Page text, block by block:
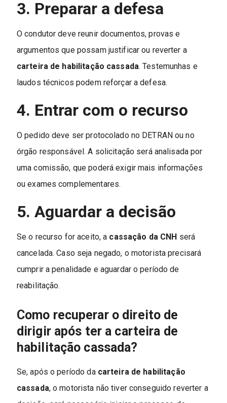
3. Preparar a defesa
O condutor deve reunir documentos, provas e
argumentos que possam justificar ou reverter a
carteira de habilitação cassada. Testemunhas e
laudos técnicos podem reforçar a defesa.
4. Entrar com o recurso
O pedido deve ser protocolado no DETRAN ou no
órgão responsável. A solicitação será analisada por
uma comissão, que poderá exigir mais informações
ou exames complementares.
5. Aguardar a decisão
Se o recurso for aceito, a cassação da CNH será
cancelada. Caso seja negado, o motorista precisará
cumprir a penalidade e aguardar o período de
reabilitação.
Como recuperar o direito de
dirigir após ter a carteira de
habilitação cassada?
Se, após o período da carteira de habilitação
cassada, o motorista não tiver conseguido reverter a